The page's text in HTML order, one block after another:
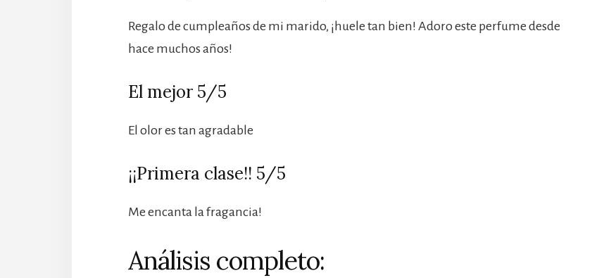
Regalo de cumpleaños de mi marido, ¡huele tan bien! Adoro este perfume desde
hace muchos años!
El mejor 5/5
El olor es tan agradable
¡¡Primera clase!! 5/5
Me encanta la fragancia!
Análisis completo: